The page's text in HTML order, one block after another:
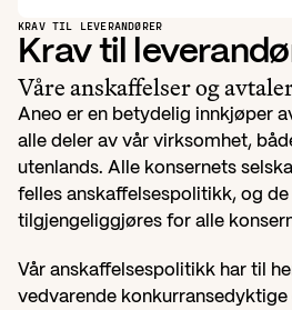
KRAV TIL LEVERANDØRER
Krav til
Våre anskaffelser og
Aneo er en betydelig innkjøper
alle deler av vår virksomhet,
utenlands. Alle konsernets
felles anskaffelsespolitikk, og
tilgjengeliggjøres for alle
Vår anskaffelsespolitikk har til
vedvarende